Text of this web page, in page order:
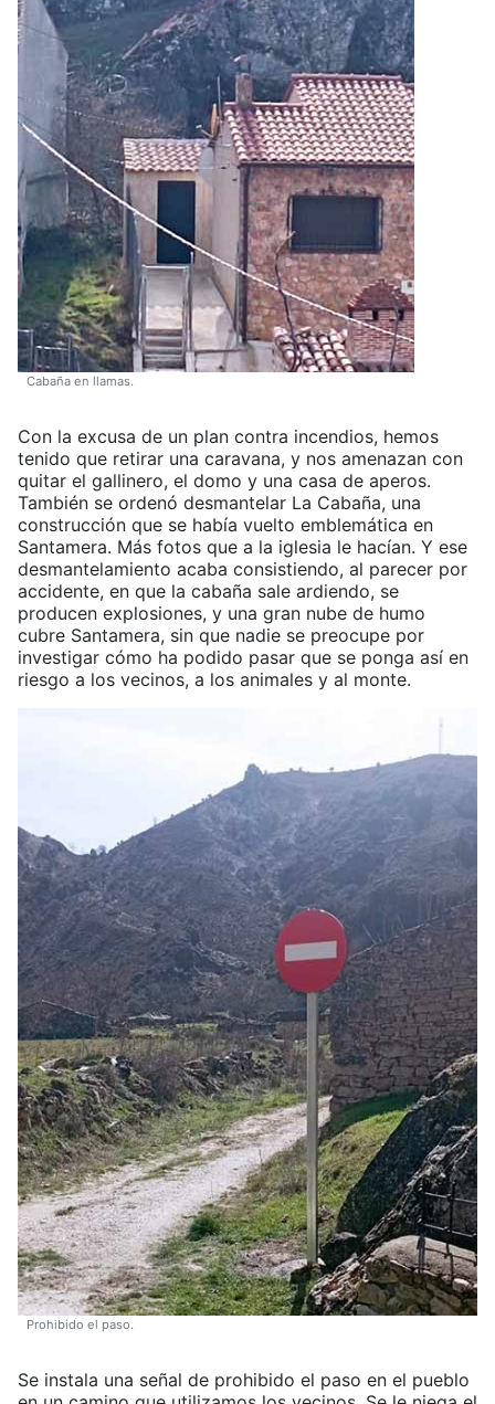
Cabaña en llamas.
Con la excusa de un plan contra incendios, hemos
tenido que retirar una caravana, y nos amenazan con
quitar el gallinero, el domo y una casa de aperos.
También se ordenó desmantelar La Cabaña, una
construcción que se había vuelto emblemática en
Santamera. Más fotos que a la iglesia le hacían. Y ese
desmantelamiento acaba consistiendo, al parecer por
accidente, en que la cabaña sale ardiendo, se
producen explosiones, y una gran nube de humo
cubre Santamera, sin que nadie se preocupe por
investigar cómo ha podido pasar que se ponga así en
riesgo a los vecinos, a los animales y al monte.
Prohibido el paso.
Se instala una señal de prohibido el paso en el pueblo